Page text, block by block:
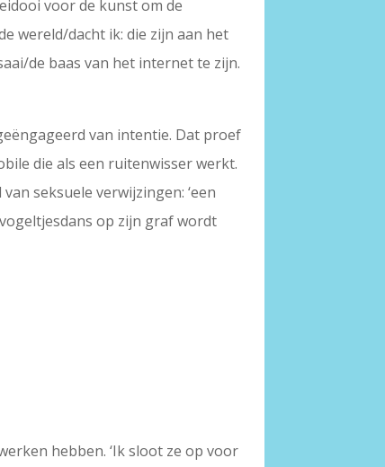
voor de kunst om de
wereld/dacht ik: die zijn aan het
de baas van het internet te zijn.
van intentie. Dat proef
die als een ruitenwisser werkt.
seksuele verwijzingen: ‘een
op zijn graf wordt
hebben. ‘Ik sloot ze op voor